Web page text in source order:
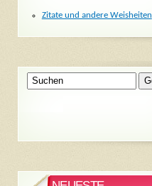
Zitate und andere Weisheiten